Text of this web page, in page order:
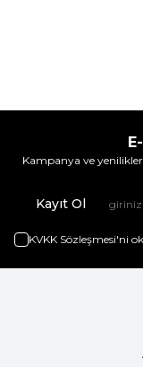
Kampanya ve
Kayıt Ol
KVKK Sözleşmesi'ni